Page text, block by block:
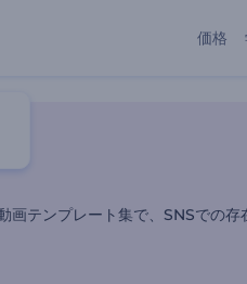
価格
レート
テンプレート集で、SNSでの存